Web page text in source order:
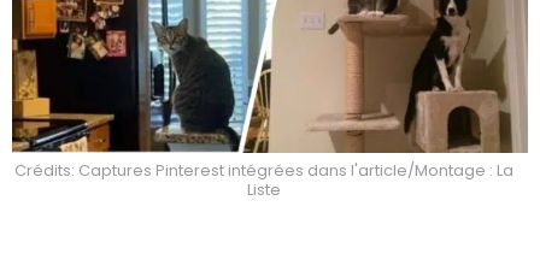
Crédits: Captures Pinterest intégrées dans l'article/Montage : La
Liste